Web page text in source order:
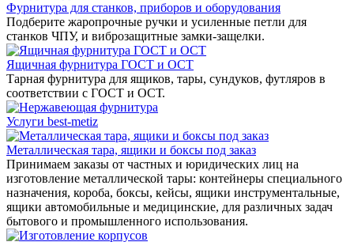
Фурнитура для станков, приборов и оборудования
Подберите жаропрочные ручки и усиленные петли для
станков ЧПУ, и виброзащитные замки-защелки.
Ящичная фурнитура ГОСТ и ОСТ
Тарная фурнитура для ящиков, тары, сундуков, футляров в
соответствии с ГОСТ и ОСТ.
Услуги best-metiz
Металлическая тара, ящики и боксы под заказ
Принимаем заказы от частных и юридических лиц на
изготовление металлической тары: контейнеры специального
назначения, короба, боксы, кейсы, ящики инструментальные,
ящики автомобильные и медицинские, для различных задач
бытового и промышленного использования.